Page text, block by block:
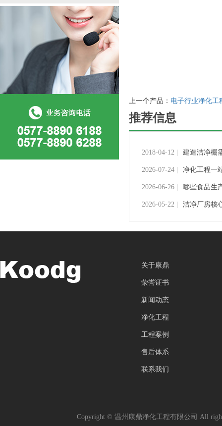
上一个产品： 电子行业净化工
推荐信息
2018-04-12 | 建造洁净棚
2026-07-24 | 净化工程一
2026-06-26 | 哪些食品生
2026-05-22 | 洁净厂房核
关于康鼎
荣誉证书
新闻动态
净化工程
工程案例
售后体系
联系我们
Copyright © 温州康鼎净化工程有限公司 All